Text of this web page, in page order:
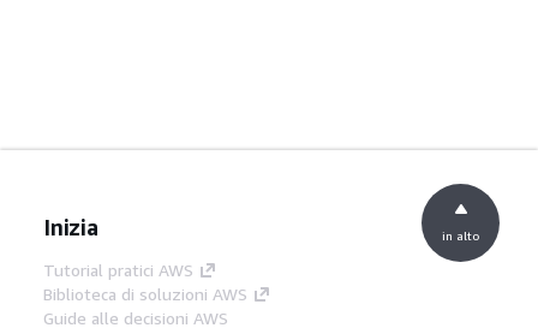
Inizia
Tutorial pratici AWS
Biblioteca di soluzioni AWS
Guide alle decisioni AWS
in alto